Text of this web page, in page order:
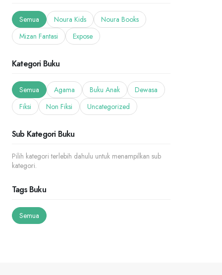
Semua Noura Kids
Noura Books
Mizan Fantasi
Expose
Kategori Buku
Semua Agama Buku Anak
Dewasa
Fiksi
Non Fiksi Uncategorized
Sub Kategori Buku
Pilih kategori terlebih dahulu untuk menampilkan sub
kategori.
Tags Buku
Semua